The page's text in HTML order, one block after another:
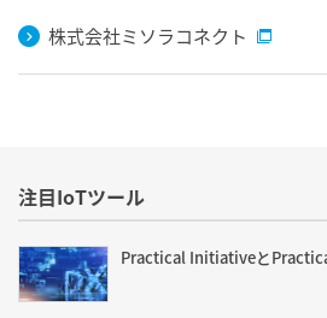
株式会社ミソラコネクト
注目IoTツール
Practical Initiativeと